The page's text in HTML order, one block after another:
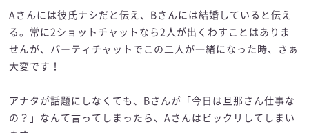
Aさんには彼氏ナシだと伝え、Bさんには結婚していると伝え
る。常に2ショットチャットなら2人が出くわすことはありま
せんが、パーティチャットでこの二人が一緒になった時、さぁ
大変です！
アナタが話題にしなくても、Bさんが「今日は旦那さん仕事な
の？」なんて言ってしまったら、Aさんはビックリしてしまい